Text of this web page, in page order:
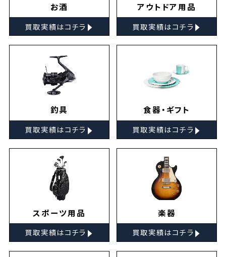
お酒
買取実績はコチラ ▸
アウトドア用品
買取実績はコチラ ▸
釣具
買取実績はコチラ ▸
食器・ギフト
買取実績はコチラ ▸
スポーツ用品
買取実績はコチラ ▸
楽器
買取実績はコチラ ▸